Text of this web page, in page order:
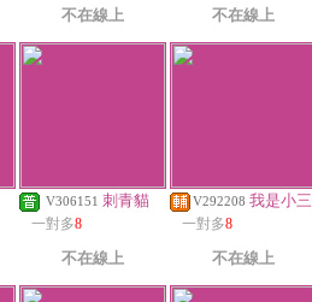
不在線上 不在線上
V306151 刺青貓
一對多8
不在線上
V292208 我是小三
一對多8
不在線上